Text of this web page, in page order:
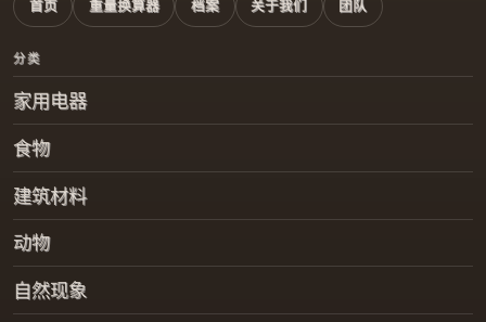
首页 重量换算器 档案 关于我们 团队
分类
家用电器
食物
建筑材料
动物
自然现象